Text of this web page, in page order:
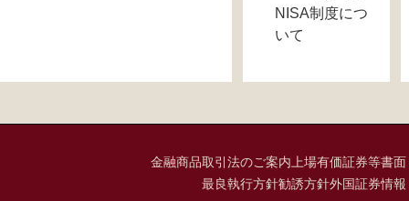
NISA制度につ
いて
金融商品取引法のご案内 上場有価証券等書
最良執行方針勧誘方針外国証券情